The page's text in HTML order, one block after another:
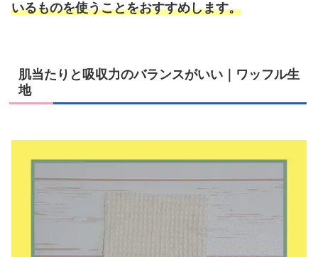
いるものを使うことをおすすめします。
肌当たりと吸収力のバランスがいい｜ワッフル生
地